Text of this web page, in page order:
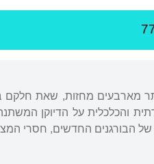
יותר מארבעים מחזות, שאת
והכלכלית על הדיוקן
הבורגנים החדשים, חסרי